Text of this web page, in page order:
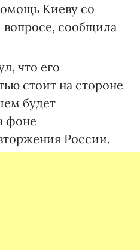
Киеву со
вопросе, сообщила
что его
стоит на стороне
будет
фоне
России.